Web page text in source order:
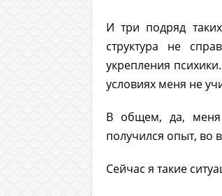
И три подряд
структура не
укрепления
условиях меня не
В общем, да, меня
получился опыт, во
Сейчас я такие